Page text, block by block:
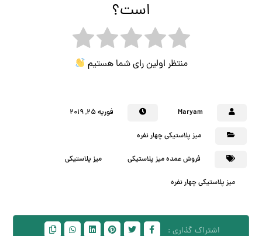
است؟
منتظر اولین رای شما هستیم
Maryam فوریه ۲۵, ۲۰۱۹
میز پلاستیکی چهار نفره
فروش عمده میز پلاستیکی میز پلاستیکی
میز پلاستیکی چهار نفره